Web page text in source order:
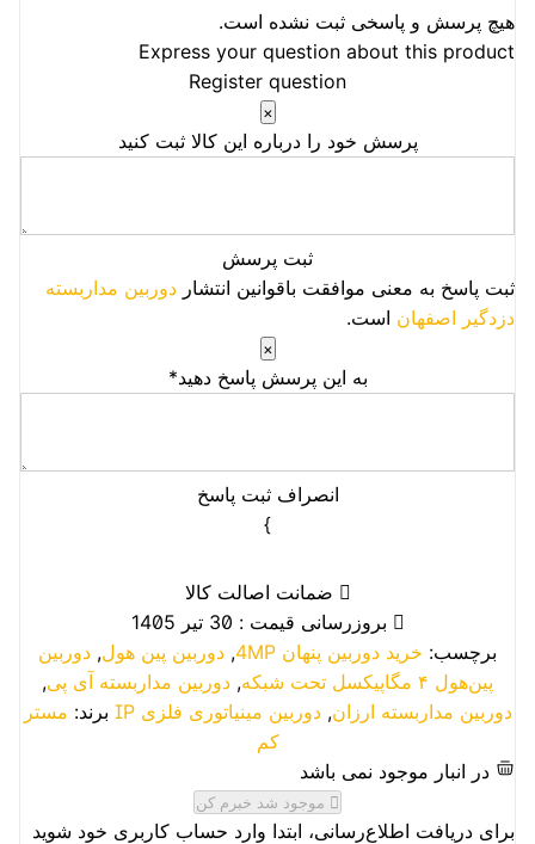
هیچ پرسش و پاسخی ثبت نشده است.
Express your question about this product
Register question
×
پرسش خود را درباره این کالا ثبت کنید
ثبت پرسش
ثبت پاسخ به معنی موافقت باقوانین انتشار دوربین مداربسته
دزدگیر اصفهان است.
×
به این پرسش پاسخ دهید*
انصراف ثبت پاسخ
}
ضمانت اصالت کالا
بروزرسانی قیمت : 30 تیر 1405
برچسب: خرید دوربین پنهان 4MP , دوربین پین هول, دوربین
پین‌هول ۴ مگاپیکسل تحت شبکه
, دوربین مداربسته آی پی,
دوربین مداربسته ارزان,دوربین مینیاتوری فلزی IP برند: مستر
کم
در انبار موجود نمی باشد
موجود شد خبرم کن
برای دریافت اطلاع‌رسانی، ابتدا وارد حساب کاربری خود شوید